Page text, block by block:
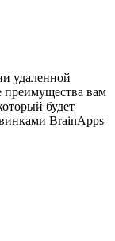
удаленной
преимущества вам
будет
BrainApps